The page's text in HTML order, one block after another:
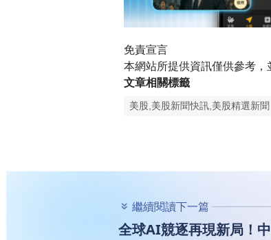
免責宣言
本網站所提供資訊僅供參考，
文章相關標籤
美股,美股新聞快訊,美股精選新聞
繼續閱讀下一篇
全球AI競逐再現新局！